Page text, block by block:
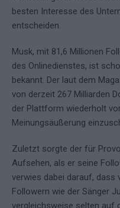
besten Interesse des
entscheiden.
Musk, mit 81,6 Millionen
des Onlinedienstes, ist
bekannt. Der laut dem
von derzeit 267 Milliarden
der Plattform wiederholt
Meinungsäußerung
Zuletzt sorgte der für
Aufsehen, als er seine
verwies dabei darauf, dass
Followern wie der Sänger
vergleichsweise selten auf